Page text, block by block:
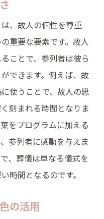
、故人の個性を尊重
重要な要素です。故人
ことで、参列者は彼ら
できます。例えば、故
使うことで、故人の思
刻まれる時間となりま
をプログラムに加える
参列者に感動を与えま
、葬儀は単なる儀式を
時間となるのです。
の活用